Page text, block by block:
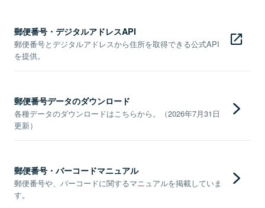
郵便番号・デジタルアドレスAPI
郵便番号とデジタルアドレスから住所を取得できる公式API
を提供。
郵便番号データのダウンロード
各種データのダウンロードはこちらから。（2026年7月31日
更新）
郵便番号・バーコードマニュアル
郵便番号や、バーコードに関するマニュアルを掲載していま
す。